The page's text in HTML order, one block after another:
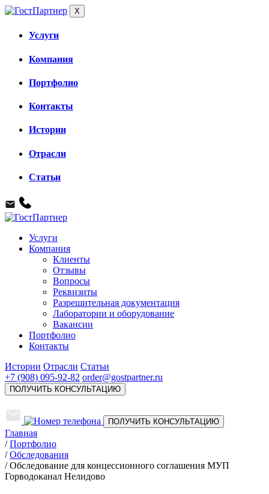
X
Услуги
Компания
Портфолио
Контакты
Истории
Отрасли
Статьи
Услуги
Компания
Клиенты
Отзывы
Вопросы
Реквизиты
Разрешительная документация
Лаборатории и оборудование
Вакансии
Портфолио
Контакты
Истории Отрасли Статьи
+7 (908) 095-92-82 order@gostpartner.ru
ПОЛУЧИТЬ КОНСУЛЬТАЦИЮ
ПОЛУЧИТЬ КОНСУЛЬТАЦИЮ
Главная
/ Портфолио
/ Обследования
/ Обследование для концессионного соглашения МУП
Горводоканал Нелидово